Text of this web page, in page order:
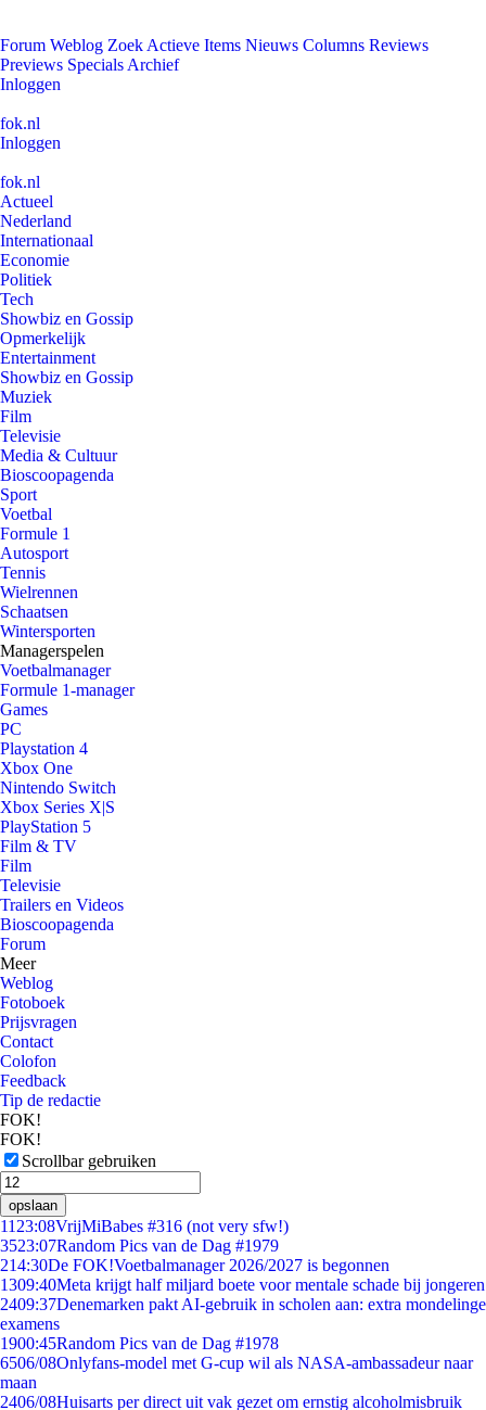
Forum Weblog Zoek Actieve Items Nieuws Columns Reviews
Previews Specials Archief
Inloggen
fok.nl
Inloggen
fok.nl
Actueel
Nederland
Internationaal
Economie
Politiek
Tech
Showbiz en Gossip
Opmerkelijk
Entertainment
Showbiz en Gossip
Muziek
Film
Televisie
Media & Cultuur
Bioscoopagenda
Sport
Voetbal
Formule 1
Autosport
Tennis
Wielrennen
Schaatsen
Wintersporten
Managerspelen
Voetbalmanager
Formule 1-manager
Games
PC
Playstation 4
Xbox One
Nintendo Switch
Xbox Series X|S
PlayStation 5
Film & TV
Film
Televisie
Trailers en Videos
Bioscoopagenda
Forum
Meer
Weblog
Fotoboek
Prijsvragen
Contact
Colofon
Feedback
Tip de redactie
FOK!
FOK!
Scrollbar gebruiken
opslaan
11 23:08VrijMiBabes #316 (not very sfw!)
3523:07Random Pics van de Dag #1979
214:30De FOK!Voetbalmanager 2026/2027 is begonnen
1309:40Meta krijgt half miljard boete voor mentale schade bij jongeren
2409:37Denemarken pakt AI-gebruik in scholen aan: extra mondelinge
examens
1900:45Random Pics van de Dag #1978
6506/08Onlyfans-model met G-cup wil als NASA-ambassadeur naar
maan
2406/08Huisarts per direct uit vak gezet om ernstig alcoholmisbruik